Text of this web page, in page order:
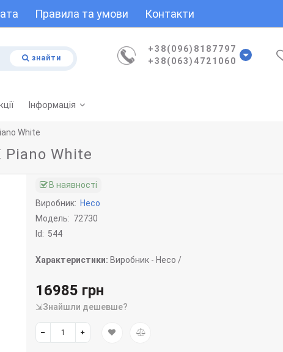
Правила та умови Контакти
знайти
+38(096)8187797
+38(063)4721060
Інформація
White
Piano White
В наявності
Виробник: Heco
Модель: 72730
Id: 544
Характеристики: Виробник - Heco /
16985 грн
⇲Знайшли дешевше?